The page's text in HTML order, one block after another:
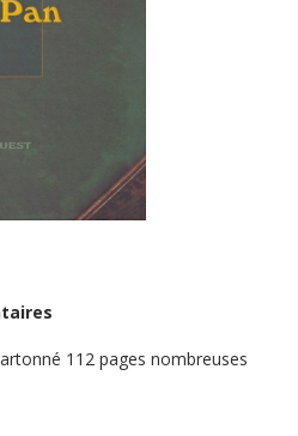
112 pages nombreuses